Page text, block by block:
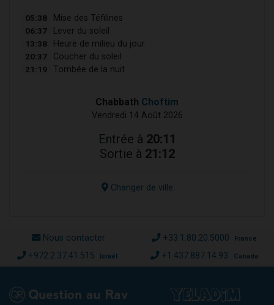
05:38 Mise des Téfilines
06:37 Lever du soleil
13:38 Heure de milieu du jour
20:37 Coucher du soleil
21:19 Tombée de la nuit
Chabbath Choftim
Vendredi 14 Août 2026
Entrée à 20:11
Sortie à 21:12
Changer de ville
Nous contacter +33.1.80.20.5000 France
+972.2.37.41.515 Israël +1.437.887.14.93 Canada